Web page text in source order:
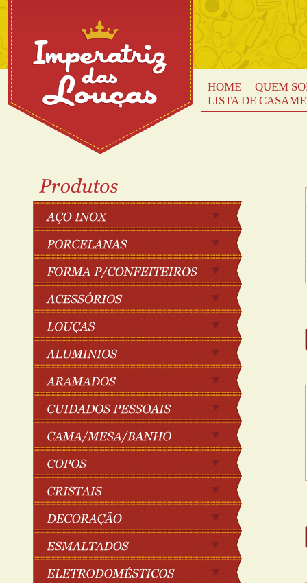
HOME
QUEM
LISTA DE